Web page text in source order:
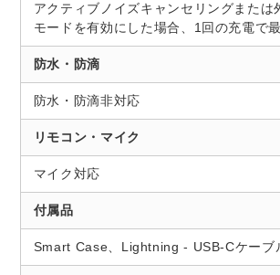
アクティブノイズキャンセリングまたは
モードを有効にした場合、1回の充電で
防水・防滴
防水・防滴非対応
リモコン・マイク
マイク対応
付属品
Smart Case、Lightning - USB-Cケーブ